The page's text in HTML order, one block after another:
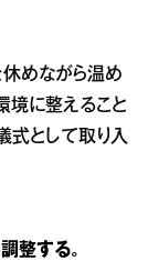
休めながら温め
境に整えること
式として取り入
整する。